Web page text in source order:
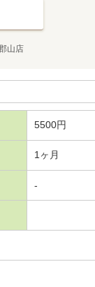
山店
5500円
1ヶ月
-